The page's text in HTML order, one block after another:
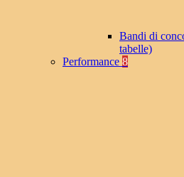
Bandi di
tabelle)
Performance 8